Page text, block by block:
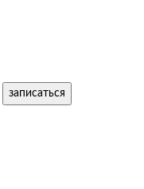
записаться